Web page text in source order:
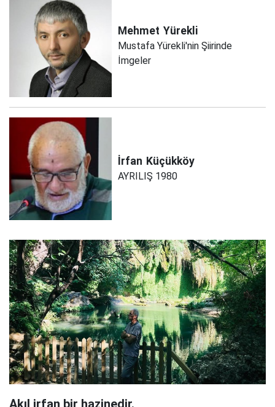
Mehmet Yürekli
Mustafa Yürekli'nin Şiirinde
İmgeler
İrfan Küçükköy
AYRILIŞ 1980
Akıl irfan bir hazinedir.